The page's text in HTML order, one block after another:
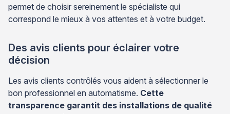
permet de choisir sereinement le spécialiste qui
correspond le mieux à vos attentes et à votre budget.
Des avis clients pour éclairer votre
décision
Les avis clients contrôlés vous aident à sélectionner le
bon professionnel en automatisme. Cette
transparence garantit des installations de qualité